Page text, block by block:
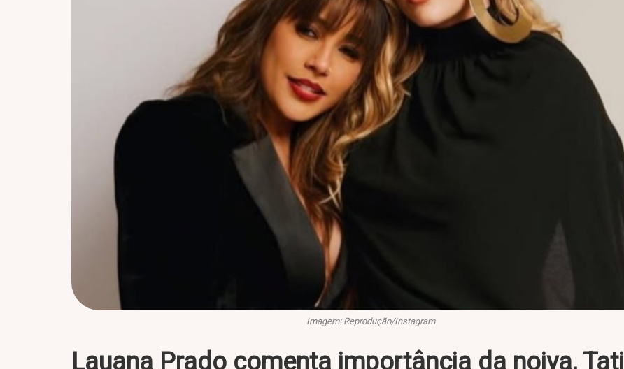
Imagem: Reprodução/Instagram
Lauana Prado comenta importância da noiva, Tati